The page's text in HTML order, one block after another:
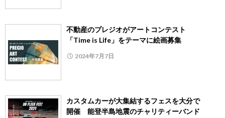
不動産のプレジオがアートコンテスト
「Time is Life」をテーマに絵画募集
2024年7月7日
カスタムカーが大集結するフェスを大分で
開催 能登半島地震のチャリティーバンド